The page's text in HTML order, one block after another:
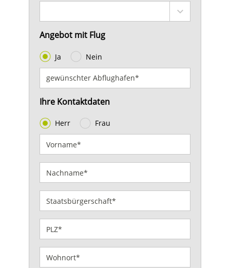
Angebot mit Flug
Ja Nein
Ihre Kontaktdaten
Herr Frau